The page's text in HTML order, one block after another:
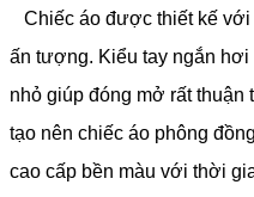
Chiếc áo được thiết kế với
ấn tượng. Kiểu tay ngắn
nhỏ giúp đóng mở rất
tạo nên chiếc áo phông
cao cấp bền màu với thời